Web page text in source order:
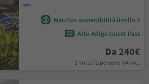
Marchio sostenibilità livello 2
Alto Adige Guest Pass
Da 240€
1 notte / 2 persone IVA incl.